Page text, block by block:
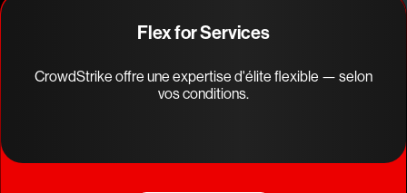
Flex for Services
CrowdStrike offre une expertise d'élite flexible — selon
vos conditions.